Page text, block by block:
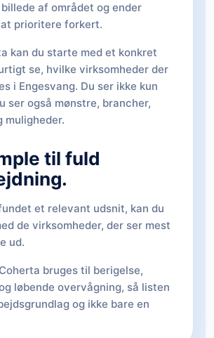
af området og ender
prioritere forkert.
kan du starte med et konkret
se, hvilke virksomheder der
i Engesvang. Du ser ikke kun
ser også mønstre, brancher,
muligheder.
til fuld
et relevant udsnit, kan du
de virksomheder, der ser mest
ud.
bruges til berigelse,
løbende overvågning, så listen
og ikke bare en